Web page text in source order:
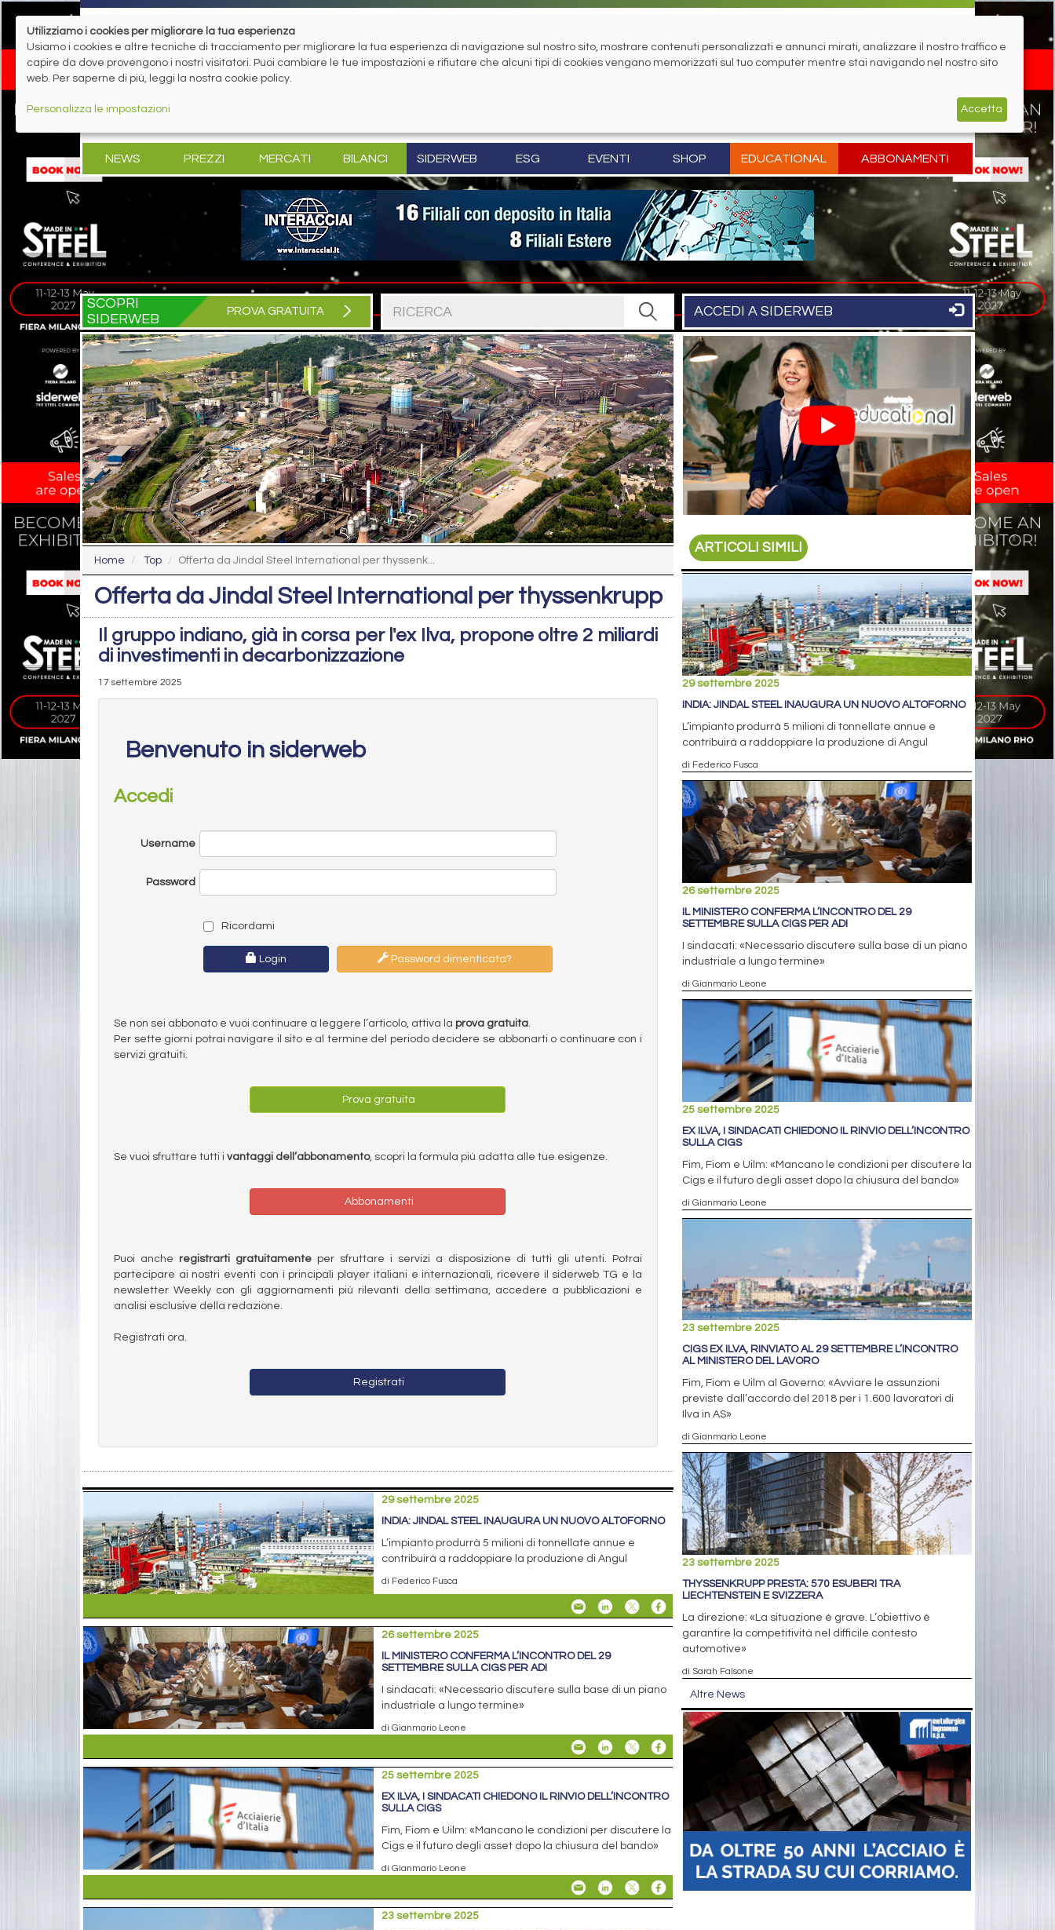
NEWS PREZZI MERCATI BILANCI SIDERWEB ESG EVENTI SHOP EDUCATIONAL ABBONAMENTI
SCOPRI
SIDERWEB
PROVA GRATUITA ACCEDI A SIDERWEB
Home Top Offerta da Jindal Steel International per thyssenk...
Offerta da Jindal Steel International per thyssenkrupp
Il gruppo indiano, già in corsa per l'ex Ilva, propone oltre 2 miliardi
di investimenti in decarbonizzazione
17 settembre 2025
Benvenuto in siderweb
Accedi
Username
Password
Ricordami
Login Password dimenticata?
Se non sei abbonato e vuoi continuare a leggere l’articolo, attiva la prova gratuita.
Per sette giorni potrai navigare il sito e al termine del periodo decidere se abbonarti o continuare con i
servizi gratuiti.
Prova gratuita
Se vuoi sfruttare tutti i vantaggi dell’abbonamento, scopri la formula più adatta alle tue esigenze.
Abbonamenti
Puoi anche registrarti gratuitamenteper sfruttare i servizi a disposizione di tutti gli utenti. Potrai
partecipare ai nostri eventi con i principali player italiani e internazionali, ricevere il siderweb TG e la
newsletter Weekly con gli aggiornamenti più rilevanti della settimana, accedere a pubblicazioni e
analisi esclusive della redazione.
Registrati ora.
Registrati
29 settembre 2025
INDIA: JINDAL STEEL INAUGURA UN NUOVO ALTOFORNO
L’impianto produrrà 5 milioni di tonnellate annue e
contribuirà a raddoppiare la produzione di Angul
di Federico Fusca
26 settembre 2025
IL MINISTERO CONFERMA L’INCONTRO DEL 29
SETTEMBRE SULLA CIGS PER ADI
I sindacati: «Necessario discutere sulla base di un piano
industriale a lungo termine»
di Gianmario Leone
25 settembre 2025
EX ILVA, I SINDACATI CHIEDONO IL RINVIO DELL’INCONTRO
SULLA CIGS
Fim, Fiom e Uilm: «Mancano le condizioni per discutere la
Cigs e il futuro degli asset dopo la chiusura del bando»
di Gianmario Leone
23 settembre 2025
ARTICOLI SIMILI
29 settembre 2025
INDIA: JINDAL STEEL INAUGURA UN NUOVO ALTOFORNO
L’impianto produrrà 5 milioni di tonnellate annue e
contribuirà a raddoppiare la produzione di Angul
di Federico Fusca
26 settembre 2025
IL MINISTERO CONFERMA L’INCONTRO DEL 29
SETTEMBRE SULLA CIGS PER ADI
I sindacati: «Necessario discutere sulla base di un piano
industriale a lungo termine»
di Gianmario Leone
25 settembre 2025
EX ILVA, I SINDACATI CHIEDONO IL RINVIO DELL’INCONTRO
SULLA CIGS
Fim, Fiom e Uilm: «Mancano le condizioni per discutere la
Cigs e il futuro degli asset dopo la chiusura del bando»
di Gianmario Leone
23 settembre 2025
CIGS EX ILVA, RINVIATO AL 29 SETTEMBRE L’INCONTRO
AL MINISTERO DEL LAVORO
Fim, Fiom e Uilm al Governo: «Avviare le assunzioni
previste dall’accordo del 2018 per i 1.600 lavoratori di
Ilva in AS»
di Gianmario Leone
23 settembre 2025
THYSSENKRUPP PRESTA: 570 ESUBERI TRA
LIECHTENSTEIN E SVIZZERA
La direzione: «La situazione è grave. L’obiettivo è
garantire la competitività nel difficile contesto
automotive»
di Sarah Falsone
Altre News
Utilizziamo i cookies per migliorare la tua esperienza
Usiamo i cookies e altre tecniche di tracciamento per migliorare la tua esperienza di navigazione sul nostro sito, mostrare contenuti personalizzati e annunci mirati, analizzare il nostro traffico e
capire da dove provengono i nostri visitatori. Puoi cambiare le tue impostazioni e rifiutare che alcuni tipi di cookies vengano memorizzati sul tuo computer mentre stai navigando nel nostro sito
web. Per saperne di più, leggi la nostra cookie policy.
Personalizza le impostazioni Accetta